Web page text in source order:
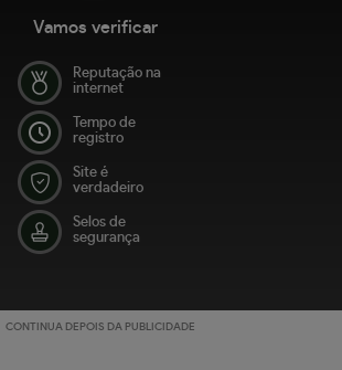
Vamos verificar
Reputação na
internet
Tempo de
registro
Site é
verdadeiro
Selos de
segurança
CONTINUA DEPOIS DA PUBLICIDADE